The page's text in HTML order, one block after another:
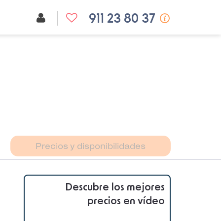
911 23 80 37
Precios y disponibilidades
Descubre los mejores
precios en vídeo